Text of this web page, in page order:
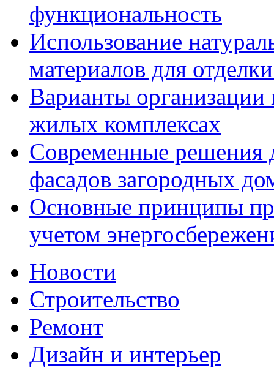
функциональность
Использование
материалов для
Варианты организации
жилых комплексах
Современные решения
фасадов загородных
Основные принципы
учетом
Новости
Строительство
Ремонт
Дизайн и интерьер